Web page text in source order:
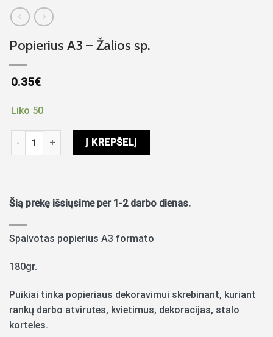
Popierius A3 – Žalios sp.
0.35€
Liko 50
produkto kiekis: Popierius A3 - Žalios sp.
Į KREPŠELĮ
Šią prekę išsiųsime per 1-2 darbo dienas.
Spalvotas popierius A3 formato
180gr.
Puikiai tinka popieriaus dekoravimui skrebinant, kuriant
rankų darbo atvirutes, kvietimus, dekoracijas, stalo
korteles.